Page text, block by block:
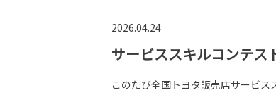
2026.04.24
サービススキルコンテス
このたび全国トヨタ販売店サービ